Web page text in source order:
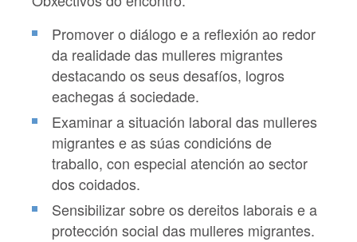
Promover o diálogo e a reflexión ao redor
da realidade das mulleres migrantes
destacando os seus desafíos, logros
eachegas á sociedade.
Examinar a situación laboral das mulleres
migrantes e as súas condicións de
traballo, con especial atención ao sector
dos coidados.
Sensibilizar sobre os dereitos laborais e a
protección social das mulleres migrantes.